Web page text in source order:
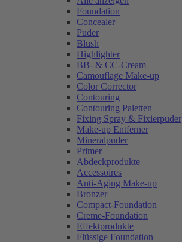
Foundation
Concealer
Puder
Blush
Highlighter
BB- & CC-Cream
Camouflage Make-up
Color Corrector
Contouring
Contouring Paletten
Fixing Spray & Fixierpuder
Make-up Entferner
Mineralpuder
Primer
Abdeckprodukte
Accessoires
Anti-Aging Make-up
Bronzer
Compact-Foundation
Creme-Foundation
Effektprodukte
Flüssige Foundation